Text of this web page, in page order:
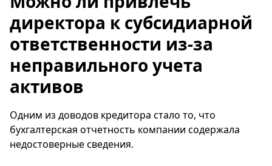
директора к субсидиарной
ответственности из-за
неправильного учета
активов
Одним из доводов кредитора стало то, что
бухгалтерская отчетность компании содержала
недостоверные сведения.